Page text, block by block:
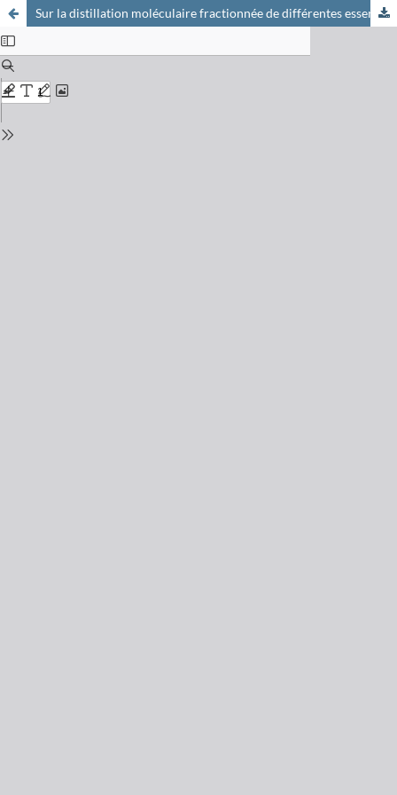
Sur la distillation moléculaire fractionnée de différentes essences de vétiver